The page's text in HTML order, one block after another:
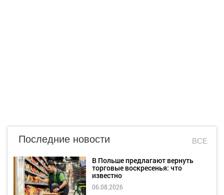
Последние новости ВСЕ
В Польше предлагают вернуть
торговые воскресенья: что
известно
06.08.2026